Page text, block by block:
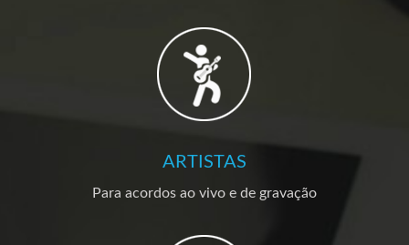
ARTISTAS
Para acordos ao vivo e de gravação